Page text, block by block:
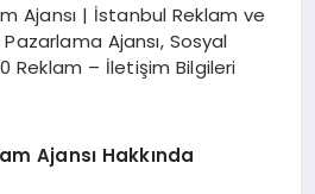
Ajansı | İstanbul Reklam ve
Pazarlama Ajansı, Sosyal
Reklam – İletişim Bilgileri
Ajansı Hakkında